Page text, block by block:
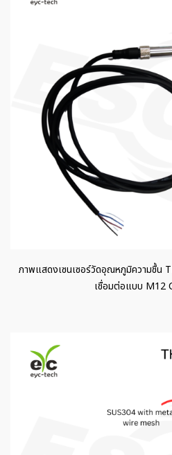
ภาพแสดงเซนเซอร์วัดอุณหภูมิความชื้น
เชื่อมต่อแบบ M12